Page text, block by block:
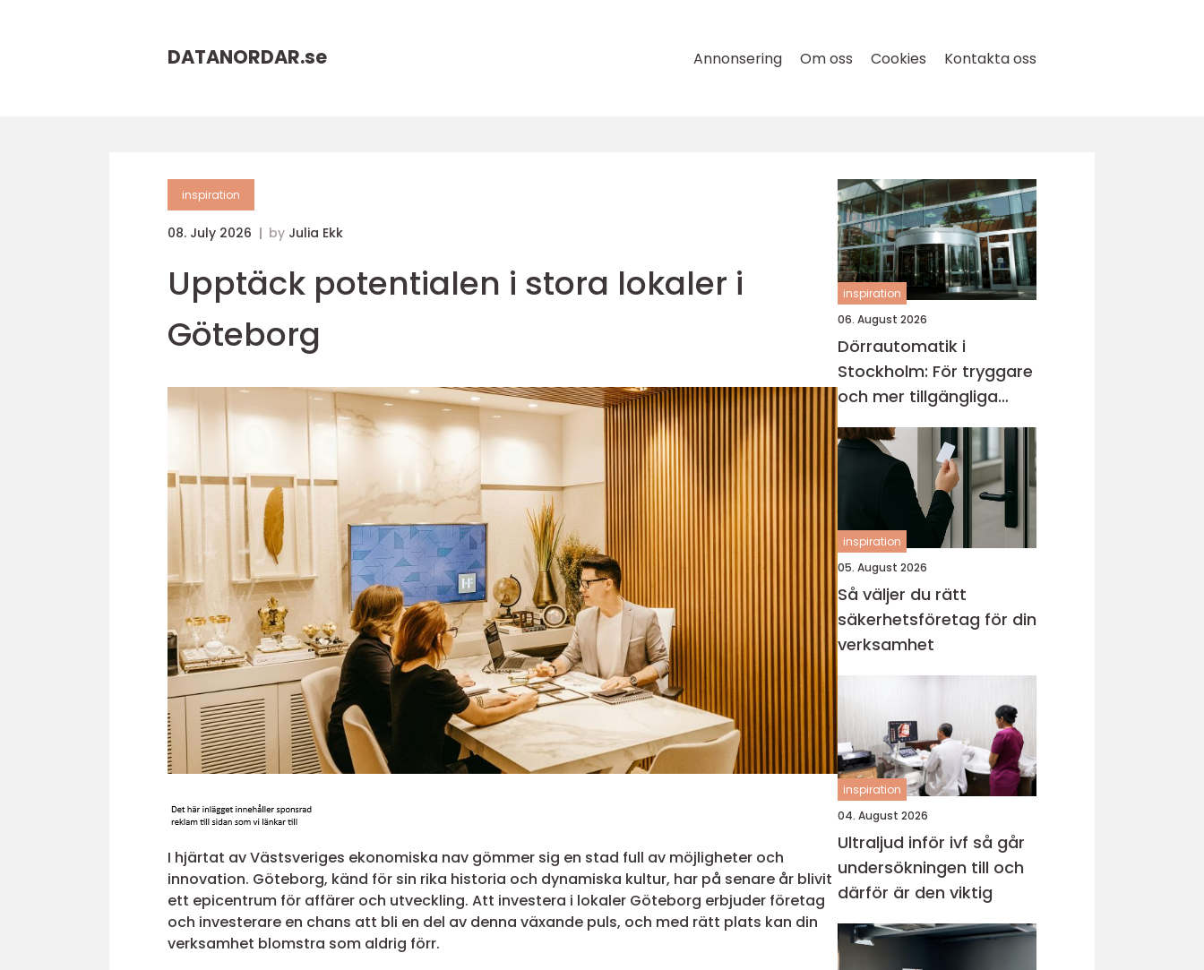
DATANORDAR.se Annonsering Om oss Cookies Kontakta oss
inspiration
08. July 2026 by Julia Ekk
Upptäck potentialen i stora lokaler i
Göteborg
I hjärtat av Västsveriges ekonomiska nav gömmer sig en stad full av möjligheter och
innovation. Göteborg, känd för sin rika historia och dynamiska kultur, har på senare år blivit
ett epicentrum för affärer och utveckling. Att investera i lokaler Göteborg erbjuder företag
och investerare en chans att bli en del av denna växande puls, och med rätt plats kan din
verksamhet blomstra som aldrig förr.
inspiration
06. August 2026
Dörrautomatik i
Stockholm: För tryggare
och mer tillgängliga
entréer
inspiration
05. August 2026
Så väljer du rätt
säkerhetsföretag för din
verksamhet
inspiration
04. August 2026
Ultraljud inför ivf så går
undersökningen till och
därför är den viktig